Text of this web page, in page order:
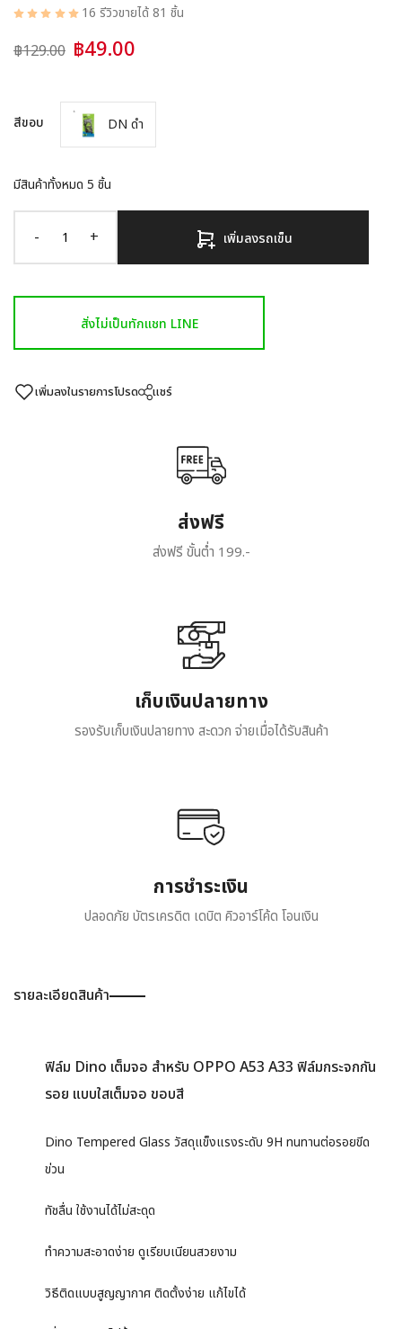
16 รีวิวขายได้ 81 ชิ้น
฿129.00 ฿49.00
สีขอบ DN ดำ
มีสินค้าทั้งหมด 5 ชิ้น
- + เพิ่มลงรถเข็น
สั่งไม่เป็นทักแชท LINE
เพิ่มลงในรายการโปรด แชร์
ส่งฟรี
ส่งฟรี ขั้นต่ำ 199.-
เก็บเงินปลายทาง
รองรับเก็บเงินปลายทาง สะดวก จ่ายเมื่อได้รับสินค้า
การชำระเงิน
ปลอดภัย บัตรเครดิต เดบิต คิวอาร์โค้ด โอนเงิน
รายละเอียดสินค้า
ฟิล์ม Dino เต็มจอ สำหรับ OPPO A53 A33 ฟิล์มกระจกกัน
รอย แบบใสเต็มจอ ขอบสี
Dino Tempered Glass วัสดุแข็งแรงระดับ 9H ทนทานต่อรอยขีด
ข่วน
ทัชลื่น ใช้งานได้ไม่สะดุด
ทำความสะอาดง่าย ดูเรียบเนียนสวยงาม
วิธีติดแบบสูญญากาศ ติดตั้งง่าย แก้ไขได้